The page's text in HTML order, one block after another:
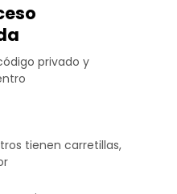
privado y
tienen carretillas,